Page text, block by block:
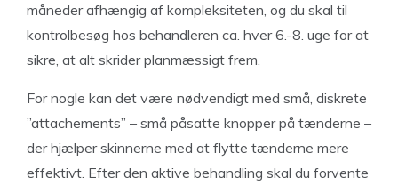
måneder afhængig af kompleksiteten, og du skal til
kontrolbesøg hos behandleren ca. hver 6.-8. uge for at
sikre, at alt skrider planmæssigt frem.
For nogle kan det være nødvendigt med små, diskrete
”attachements” – små påsatte knopper på tænderne –
der hjælper skinnerne med at flytte tænderne mere
effektivt. Efter den aktive behandling skal du forvente